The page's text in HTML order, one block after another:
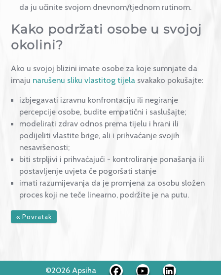
uživati u svojim posebnostima;
nju utječe? Koliko je to slika koju ste sami izgradili,
koliko je sugerirana? Je li se ona mijenjala kroz
obilježili?
pronađite aktivnosti koje vam gode – bavljenje
sportom zbog mršavljenja ima kratki doseg i
Uživanje u fizičkoj aktivnost pospješuje vaše
da ju učinite svojom dnevnom/tjednom rutinom.
Kako podržati osobe u
okolini?
Ako u svojoj blizini imate osobe za koje sumnjate da
podijeliti vlastite brige, ali i prihvaćanje svojih